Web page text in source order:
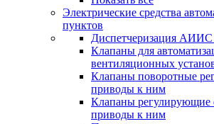
Электрические средства
пунктов
Диспетчеризация
Клапаны для
вентиляционных
Клапаны поворотные
приводы к ним
Клапаны регулирующие
приводы к ним